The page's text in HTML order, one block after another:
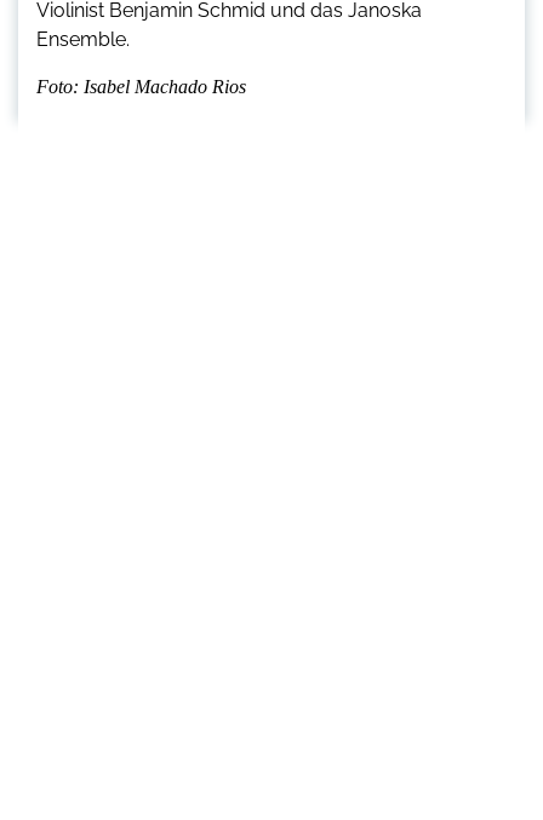
Violinist Benjamin Schmid und das Janoska
Ensemble.
Foto: Isabel Machado Rios